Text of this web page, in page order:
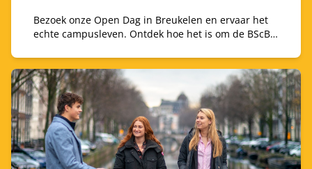
Bezoek onze Open Dag in Breukelen en ervaar het
echte campusleven. Ontdek hoe het is om de BScBA
huidige studenten over hun persoonlijke
ervaringen.